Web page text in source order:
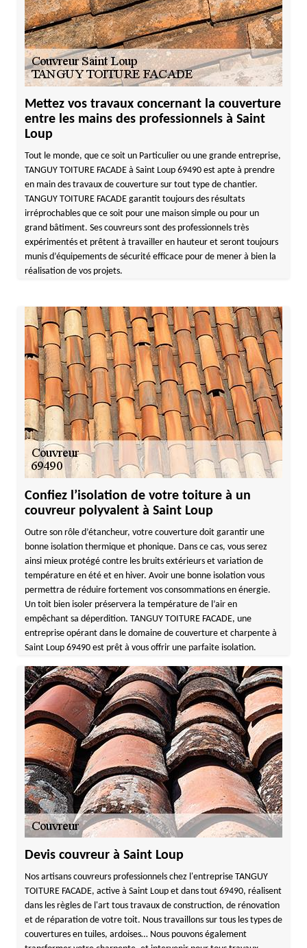
Mettez vos travaux concernant la couverture
entre les mains des professionnels à Saint
Loup
Tout le monde, que ce soit un Particulier ou une grande entreprise,
TANGUY TOITURE FACADE à Saint Loup 69490 est apte à prendre
en main des travaux de couverture sur tout type de chantier.
TANGUY TOITURE FACADE garantit toujours des résultats
irréprochables que ce soit pour une maison simple ou pour un
grand bâtiment. Ses couvreurs sont des professionnels très
expérimentés et prêtent à travailler en hauteur et seront toujours
munis d’équipements de sécurité efficace pour de mener à bien la
réalisation de vos projets.
Confiez l’isolation de votre toiture à un
couvreur polyvalent à Saint Loup
Outre son rôle d’étancheur, votre couverture doit garantir une
bonne isolation thermique et phonique. Dans ce cas, vous serez
ainsi mieux protégé contre les bruits extérieurs et variation de
température en été et en hiver. Avoir une bonne isolation vous
permettra de réduire fortement vos consommations en énergie.
Un toit bien isoler préservera la température de l’air en
empêchant sa déperdition. TANGUY TOITURE FACADE, une
entreprise opérant dans le domaine de couverture et charpente à
Saint Loup 69490 est prêt à vous offrir une parfaite isolation.
Devis couvreur à Saint Loup
Nos artisans couvreurs professionnels chez l'entreprise TANGUY
TOITURE FACADE, active à Saint Loup et dans tout 69490, réalisent
dans les règles de l'art tous travaux de construction, de rénovation
et de réparation de votre toit. Nous travaillons sur tous les types de
couvertures en tuiles, ardoises… Nous pouvons également